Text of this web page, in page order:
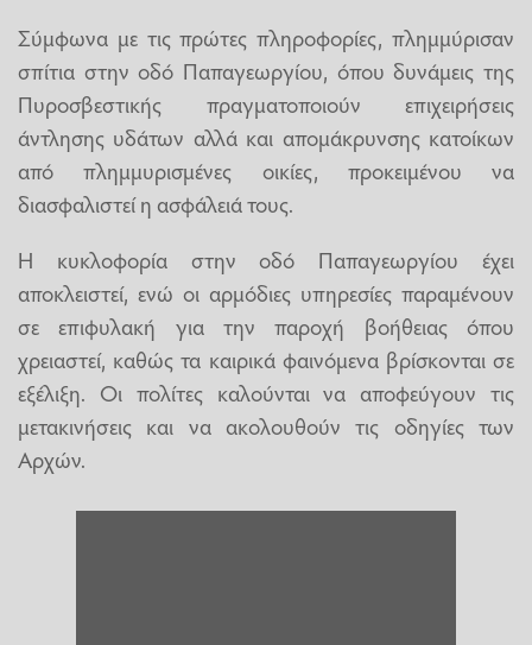
Σύμφωνα με τις πρώτες πληροφορίες, πλημμύρισαν
σπίτια στην οδό Παπαγεωργίου, όπου δυνάμεις της
Πυροσβεστικής πραγματοποιούν επιχειρήσεις
άντλησης υδάτων αλλά και απομάκρυνσης κατοίκων
από πλημμυρισμένες οικίες, προκειμένου να
διασφαλιστεί η ασφάλειά τους.
Η κυκλοφορία στην οδό Παπαγεωργίου έχει
αποκλειστεί, ενώ οι αρμόδιες υπηρεσίες παραμένουν
σε επιφυλακή για την παροχή βοήθειας όπου
χρειαστεί, καθώς τα καιρικά φαινόμενα βρίσκονται σε
εξέλιξη. Οι πολίτες καλούνται να αποφεύγουν τις
μετακινήσεις και να ακολουθούν τις οδηγίες των
Αρχών.